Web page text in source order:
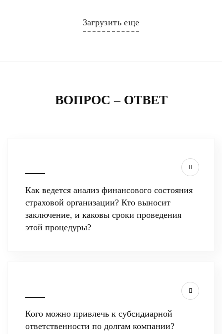
Загрузить еще
ВОПРОС – ОТВЕТ
Как ведется анализ финансового состояния
страховой организации? Кто выносит
заключение, и каковы сроки проведения
этой процедуры?
Кого можно привлечь к субсидиарной
ответственности по долгам компании?